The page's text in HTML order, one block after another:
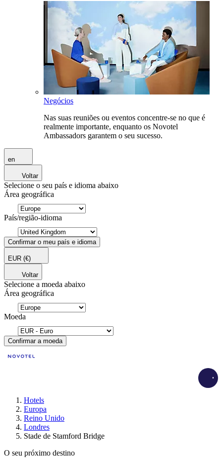
Negócios
Nas suas reuniões ou eventos concentre-se no que é
realmente importante, enquanto os Novotel
Ambassadors garantem o seu sucesso.
en
Voltar
Selecione o seu país e idioma abaixo
Área geográfica
País/região-idioma
Confirmar o meu país e idioma
EUR (€)
Voltar
Selecione a moeda abaixo
Área geográfica
Moeda
Confirmar a moeda
Hotels
Europa
Reino Unido
Londres
Stade de Stamford Bridge
O seu próximo destino